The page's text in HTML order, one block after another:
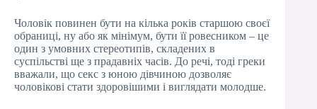
Чоловік повинен бути на кілька років старшою своєї
обраниці, ну або як мінімум, бути її ровесником – це
один з умовних стереотипів, складених в
суспільстві ще з прадавніх часів. До речі, тоді греки
вважали, що секс з юною дівчиною дозволяє
чоловікові стати здоровішими і виглядати молодше.